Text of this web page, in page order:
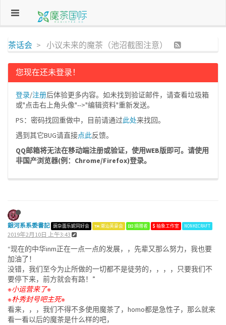
茶话会 小议未来的魔茶（池沼截图注意）
您现在还未登录！
登录/注册后体验更多内容。如未找到验证邮件，请查看垃圾箱
或"点击右上角头像"-->"编辑资料"重新发送。
PS：密码找回重做中，目前请通过此处来找回。
遇到其它BUG请直接点此反馈。
QQ邮箱将无法在移动端注册或验证，使用WEB版即可。请使用
非国产浏览器(例：Chrome/Firefox)登录。
銀河系系委書記 豌杂面乐妮同好会 潮汕英豪会 捐赠者 抽象工作室 NONKECRAFT
2019年2月10日 上午3:43
“现在的中华inm正在一点一点的发展，，先辈又那么努力，我也要
加油了！
没错，我们至今为止所做的一切都不是徒劳的，，，，只要我们不
要停下来，前方就会有路！”
※小运营来了※
※朴秀封号吧主死※
看来，，，我们不得不多使用魔茶了，homo都是急性子，那么就来
看一看以后的魔茶是什么样的吧，